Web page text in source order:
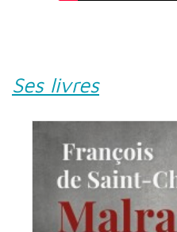
Ses livres